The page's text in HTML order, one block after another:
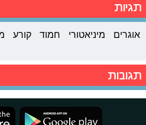
תגיות
אוגרים מיניאטורי חמוד קורע
תגובות